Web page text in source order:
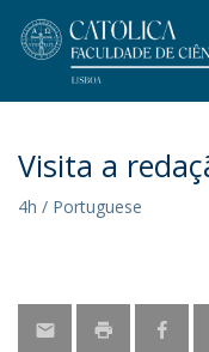
Visita a
4h / Portuguese